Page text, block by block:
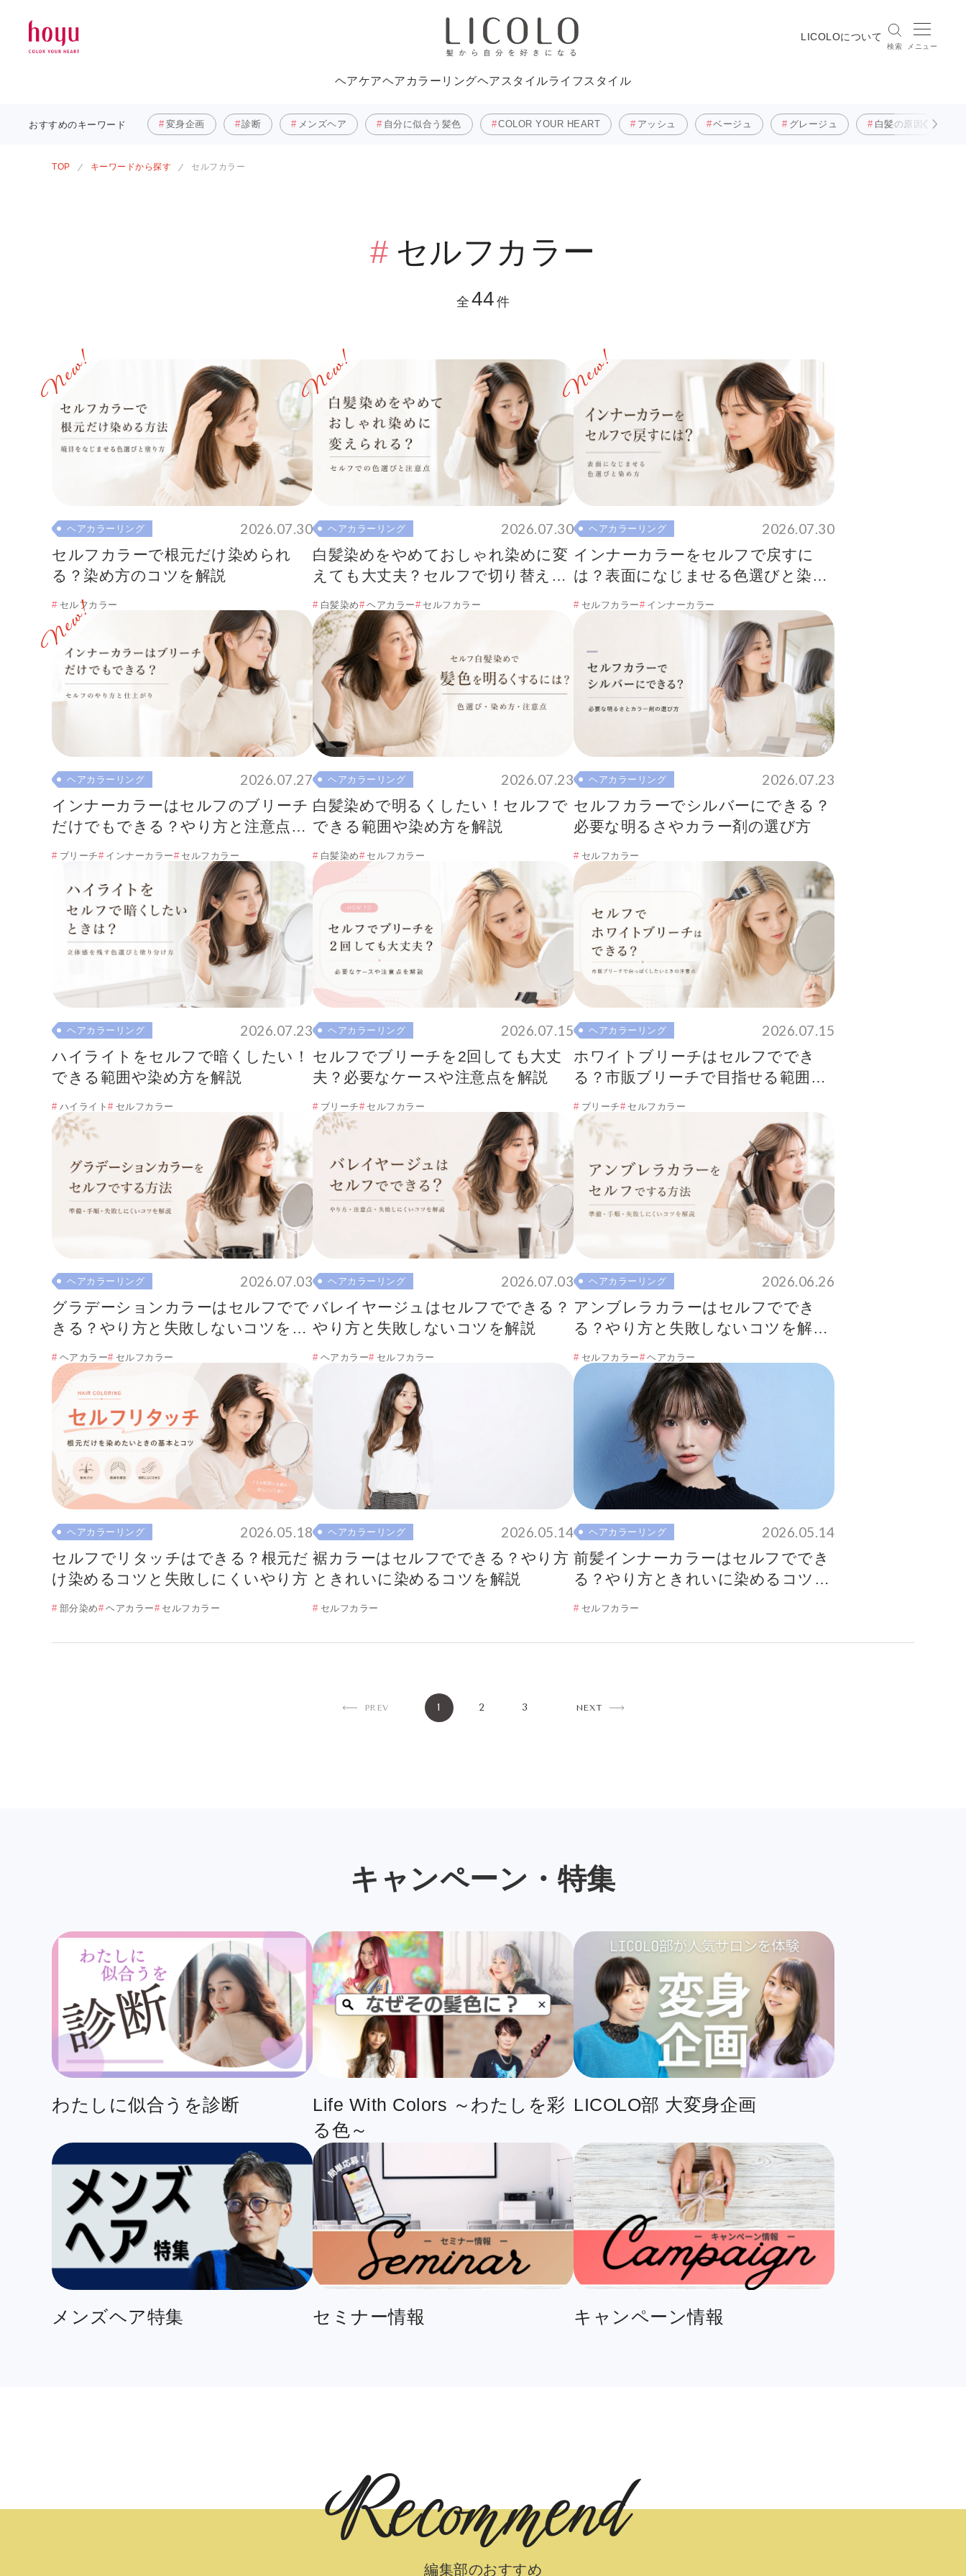
LICOLOについて
検索 メニュー
ヘアケアヘアカラーリングヘアスタイルライフスタイル
おすすめのキーワード 変身企画 診断 メンズヘア 自分に似合う髪色 COLOR YOUR HEART アッシュ ベージュ グレージュ 白髪の原因
TOP キーワードから探す セルフカラー
セルフカラー
全 44 件
ヘアカラーリング
2026.07.30
セルフカラーで根元だけ染められ
る？染め方のコツを解説
セルフカラー
ヘアカラーリング
2026.07.30
白髪染めをやめておしゃれ染めに変
えても大丈夫？セルフで切り替える
方法
白髪染め ヘアカラー セルフカラー
ヘアカラーリング
2026.07.30
インナーカラーをセルフで戻すに
は？表面になじませる色選びと染め
セルフカラー インナーカラー
ヘアカラーリング
2026.07.27
インナーカラーはセルフのブリーチ
だけでもできる？やり方と注意点を
解説
ブリーチ インナーカラー セルフカラー
ヘアカラーリング
2026.07.23
白髪染めで明るくしたい！セルフで
できる範囲や染め方を解説
白髪染め セルフカラー
ヘアカラーリング
2026.07.23
セルフカラーでシルバーにできる？
必要な明るさやカラー剤の選び方
セルフカラー
ヘアカラーリング
2026.07.23
ハイライトをセルフで暗くしたい！
できる範囲や染め方を解説
ハイライト セルフカラー
ヘアカラーリング
2026.07.15
セルフでブリーチを2回しても大丈
夫？必要なケースや注意点を解説
ブリーチ セルフカラー
ヘアカラーリング
2026.07.15
ホワイトブリーチはセルフででき
る？市販ブリーチで目指せる範囲と
注意点
ブリーチ セルフカラー
ヘアカラーリング
2026.07.03
グラデーションカラーはセルフでで
きる？やり方と失敗しないコツを解
ヘアカラー セルフカラー
ヘアカラーリング
2026.07.03
バレイヤージュはセルフでできる？
やり方と失敗しないコツを解説
ヘアカラー セルフカラー
ヘアカラーリング
2026.06.26
アンブレラカラーはセルフででき
る？やり方と失敗しないコツを解
セルフカラー ヘアカラー
ヘアカラーリング
2026.05.18
セルフでリタッチはできる？根元だ
け染めるコツと失敗しにくいやり方
部分染め ヘアカラー セルフカラー
ヘアカラーリング
2026.05.14
裾カラーはセルフでできる？やり方
ときれいに染めるコツを解説
セルフカラー
ヘアカラーリング
2026.05.14
前髪インナーカラーはセルフででき
る？やり方ときれいに染めるコツを
セルフカラー
PREV 1 2 3 NEXT
キャンペーン・特集
わたしに似合うを診断
Life With Colors ～わたしを彩
る色～
LICOLO部 大変身企画
メンズヘア特集 セミナー情報 キャンペーン情報
編集部のおすすめ